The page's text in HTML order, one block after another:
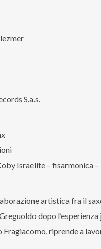
S.a.s.
Israelite – fisarmonica
artistica fra il
dopo
riprende a